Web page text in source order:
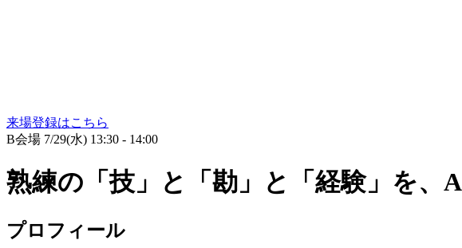
来場登録はこちら
B会場 7/29(水) 13:30 - 14:00
熟練の「技」と「勘」と「経験」を
プロフィール